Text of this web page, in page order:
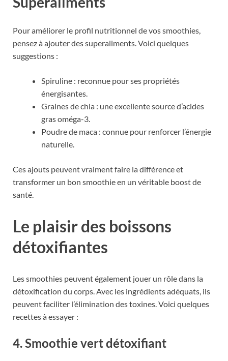
Pour améliorer le profil nutritionnel de vos smoothies,
pensez à ajouter des superaliments. Voici quelques
suggestions :
Spiruline : reconnue pour ses propriétés
énergisantes.
Graines de chia : une excellente source d’acides
gras oméga-3.
Poudre de maca : connue pour renforcer l’énergie
naturelle.
Ces ajouts peuvent vraiment faire la différence et
transformer un bon smoothie en un véritable boost de
santé.
Le plaisir des boissons
détoxifiantes
Les smoothies peuvent également jouer un rôle dans la
détoxification du corps. Avec les ingrédients adéquats, ils
peuvent faciliter l’élimination des toxines. Voici quelques
recettes à essayer :
4. Smoothie vert détoxifiant